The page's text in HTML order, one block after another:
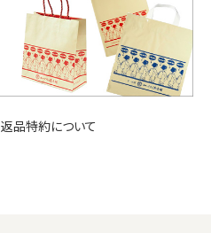
返品特約について